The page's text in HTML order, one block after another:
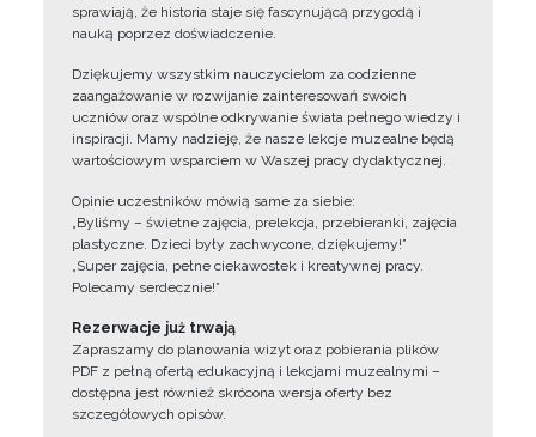
sprawiają, że historia staje się fascynującą przygodą i
nauką poprzez doświadczenie.
Dziękujemy wszystkim nauczycielom za codzienne
zaangażowanie w rozwijanie zainteresowań swoich
uczniów oraz wspólne odkrywanie świata pełnego wiedzy i
inspiracji. Mamy nadzieję, że nasze lekcje muzealne będą
wartościowym wsparciem w Waszej pracy dydaktycznej.
Opinie uczestników mówią same za siebie:
„Byliśmy – świetne zajęcia, prelekcja, przebieranki, zajęcia
plastyczne. Dzieci były zachwycone, dziękujemy!”
„Super zajęcia, pełne ciekawostek i kreatywnej pracy.
Polecamy serdecznie!”
Rezerwacje już trwają
Zapraszamy do planowania wizyt oraz pobierania plików
PDF z pełną ofertą edukacyjną i lekcjami muzealnymi –
dostępna jest również skrócona wersja oferty bez
szczegółowych opisów.